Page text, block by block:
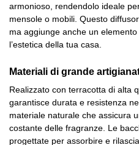
armonioso, rendendolo ideale
mensole o mobili. Questo
ma aggiunge anche un
l’estetica della tua casa.
Materiali di grande
Realizzato con terracotta di alta
garantisce durata e resistenza
materiale naturale che assicura
costante delle fragranze. Le
progettate per assorbire e